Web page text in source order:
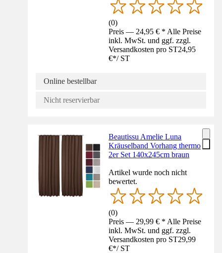
(0)
Preis — 24,95 € * Alle Preise
inkl. MwSt. und ggf. zzgl.
Versandkosten pro ST24,95
€*/ ST
Online bestellbar
Nicht reservierbar
Beautissu Amelie Luna
Kräuselband Vorhang thermo
2er Set 140x245cm braun
Artikel wurde noch nicht
bewertet.
(0)
Preis — 29,99 € * Alle Preise
inkl. MwSt. und ggf. zzgl.
Versandkosten pro ST29,99
€*/ ST